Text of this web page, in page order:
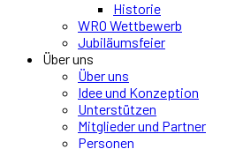
Historie
WRO Wettbewerb
Jubiläumsfeier
Über uns
Über uns
Idee und Konzeption
Unterstützen
Mitglieder und Partner
Personen